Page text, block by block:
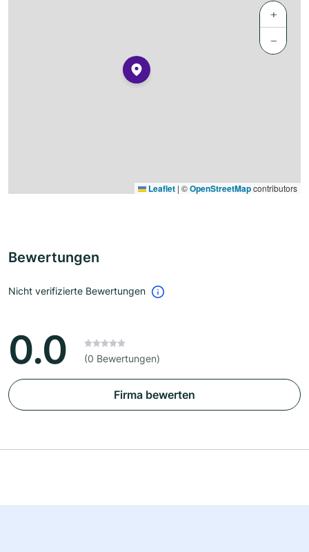
+
−
Leaflet | ©OpenStreetMapcontributors
Bewertungen
Nicht verifizierte Bewertungen
0.0 (0 Bewertungen)
Firma bewerten